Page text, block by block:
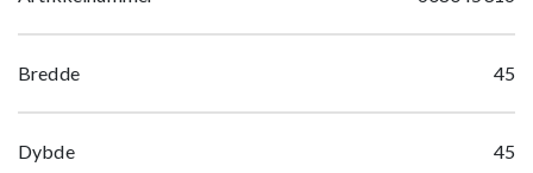
Bredde 45
Dybde 45